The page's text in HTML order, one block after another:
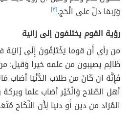
وَرُبمَا دلّ على الْحَج.[٣]
رؤية القوم يختلفون إلى زانية
من رأى أَن قوما يَخْتَلِفُونَ إِلَى
ظَالِم يصيبون من علمه خيرا وَقيل:
فَإِنَّهُ ان كَانَ من طلاب الدُّنْيَا أصَاب
أهل الصّلاح وَالْخَيْر أصَاب علما
المُرَاد من دين أَو دنيا لِأَن النِّكَاح